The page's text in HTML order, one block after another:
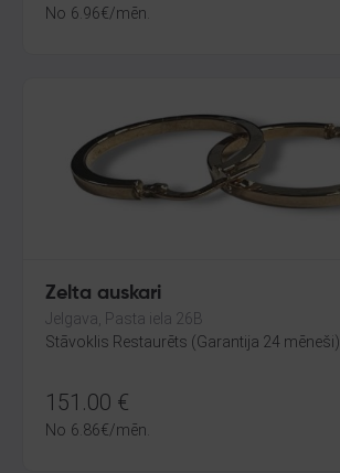
No 6.96€/mēn.
Zelta auskari
Jelgava, Pasta iela 26B
Stāvoklis Restaurēts (Garantija 24 mēneši)
151.00 €
No 6.86€/mēn.